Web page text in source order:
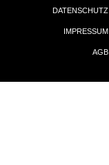
DATENSCHUTZ
IMPRESSUM
AGB